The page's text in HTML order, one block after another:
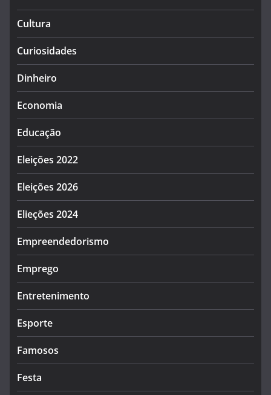
Cultura
Curiosidades
Dinheiro
Economia
Educação
Eleições 2022
Eleições 2026
Elieções 2024
Empreendedorismo
Emprego
Entretenimento
Esporte
Famosos
Festa